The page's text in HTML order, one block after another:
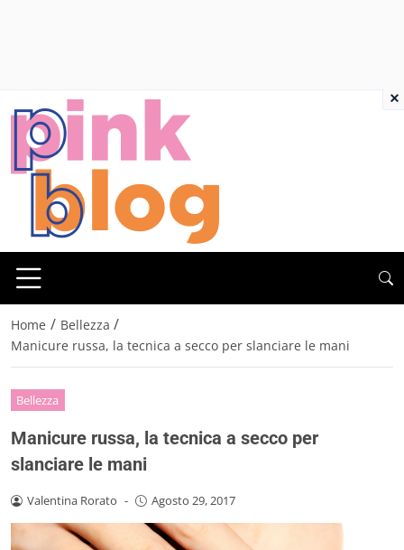
Home / Bellezza /
Manicure russa, la tecnica a secco per slanciare le mani
Bellezza
Manicure russa, la tecnica a secco per
slanciare le mani
Valentina Rorato - Agosto 29, 2017
×